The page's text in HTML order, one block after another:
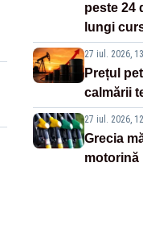
peste 24
lungi
27 iul. 2026,
Prețul
calmării
27 iul. 2026,
Grecia
motorină